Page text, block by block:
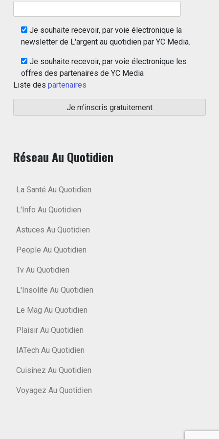
Je souhaite recevoir, par voie électronique la
newsletter de L'argent au quotidien par YC Media.
Je souhaite recevoir, par voie électronique les
offres des partenaires de YC Media
Liste des partenaires
Réseau Au Quotidien
La Santé Au Quotidien
L'Info Au Quotidien
Astuces Au Quotidien
People Au Quotidien
Tv Au Quotidien
L'Insolite Au Quotidien
Le Mag Au Quotidien
Plaisir Au Quotidien
IATech Au Quotidien
Cuisinez Au Quotidien
Voyagez Au Quotidien